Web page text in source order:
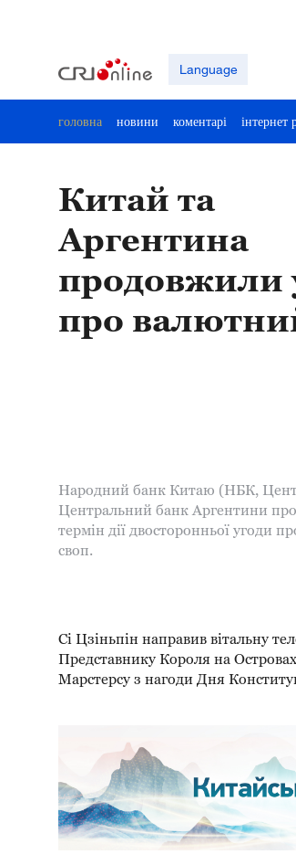
Language
головна новини коментарі інтернет
Китай та
Аргентина
продовжили
про
Народний банк Китаю (НБК,
Центральний банк Аргентини
термін дії двосторонньої угоди
своп.
Сі Цзіньпін направив вітальну
Представнику Короля на
Марстерсу з нагоди Дня